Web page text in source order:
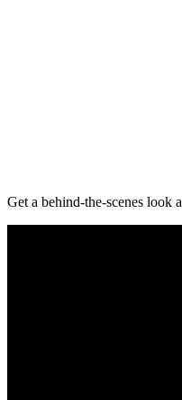
Get a behind-the-scenes look